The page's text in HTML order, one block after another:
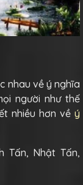
nhau về ý nghĩa
người như thế
nhiều hơn về ý
Tấn, Nhật Tấn,